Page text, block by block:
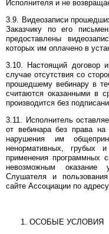
Исполнителя и не
3.9. Видеозаписи
Заказчику по его
предоставлены
которых им оплачено в
3.10. Настоящий договор
случае отсутствия со
прошедшему вебинару в
считаются оказанными в
производится без
3.11. Исполнитель
от вебинара без права
нарушения им
ненормативных, грубых
применения программных
невозможным оказание
Слушателя и
сайте Ассоциации по
ОСОБЫЕ УСЛОВИЯ